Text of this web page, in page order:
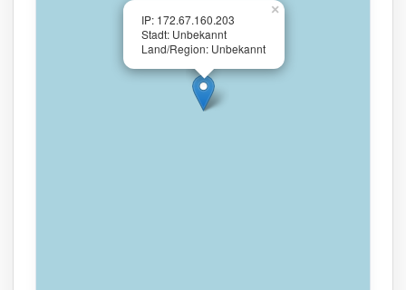
IP: 172.67.160.203
Stadt: Unbekannt
Land/Region: Unbekannt
×